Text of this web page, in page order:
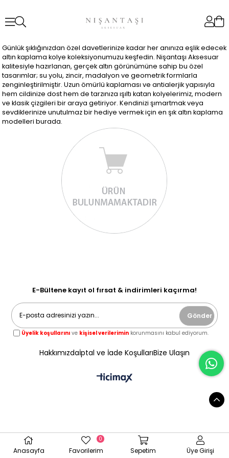
Günlük şıklığınızdan özel davetlerinize kadar her anınıza eşlik edecek
altın kaplama kolye koleksiyonumuzu keşfedin. Nişantaşı Aksesuar
kalitesiyle hazırlanan, gerçek altın görünümüne sahip bu özel
tasarımlar; su yolu, zincir, madalyon ve geometrik formlarla
zenginleştirilmiştir. Uzun ömürlü kaplaması ve antialerjik yapısıyla
hem cildinize dost hem de tarzınıza ışıltı katan kolyelerimiz, modern
ve klasik çizgileri bir araya getiriyor. Kendinizi şımartmak veya
sevdiklerinize unutulmaz bir hediye vermek için en şık altın kaplama
modelleri burada.
E-Bültene kayıt ol fırsat & indirimleri kaçırma!
Gönder
Üyelik koşullarını ve kişisel verilerimin korunmasını kabul ediyorum.
Hakkımızdaİptal ve İade KoşullarıBize Ulaşın
Anasayfa Favorilerim
0
Sepetim Üye Girişi